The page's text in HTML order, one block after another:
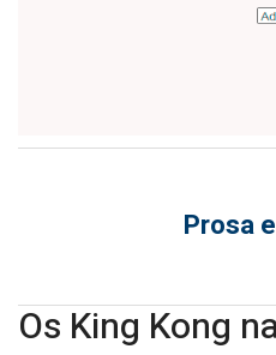
Prosa
Os King Kong